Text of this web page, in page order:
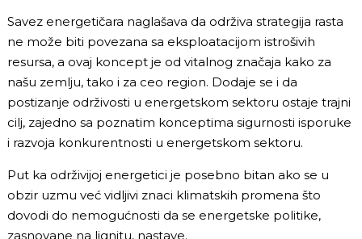
Savez energetičara naglašava da održiva strategija rasta
ne može biti povezana sa eksploatacijom istrošivih
resursa, a ovaj koncept je od vitalnog značaja kako za
našu zemlju, tako i za ceo region. Dodaje se i da
postizanje održivosti u energetskom sektoru ostaje trajni
cilj, zajedno sa poznatim konceptima sigurnosti isporuke
i razvoja konkurentnosti u energetskom sektoru.
Put ka održivijoj energetici je posebno bitan ako se u
obzir uzmu već vidljivi znaci klimatskih promena što
dovodi do nemogućnosti da se energetske politike,
zasnovane na lignitu, nastave.